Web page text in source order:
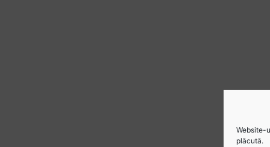
Website-
plăcută.